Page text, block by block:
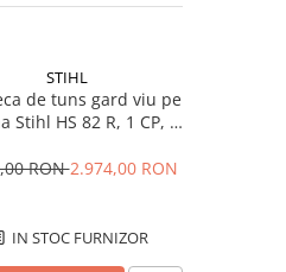
STIHL
de tuns gard viu pe
Stihl HS 82 R, 1 CP, 60
RON2.974,00 RON
IN STOC FURNIZOR